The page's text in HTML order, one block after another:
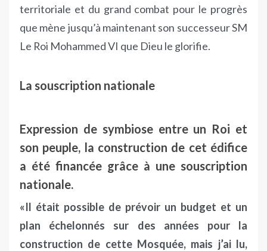
territoriale et du grand combat pour le progrès
que mène jusqu’à maintenant son successeur SM
Le Roi Mohammed VI que Dieu le glorifie.
La souscription nationale
Expression de symbiose entre un Roi et
son peuple, la construction de cet édifice
a été financée grâce à une souscription
nationale.
«Il était possible de prévoir un budget et un
plan échelonnés sur des années pour la
construction de cette Mosquée, mais j’ai lu,